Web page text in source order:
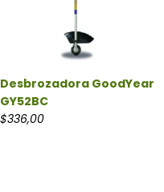
Desbrozadora GoodYear
GY52BC
$336,00